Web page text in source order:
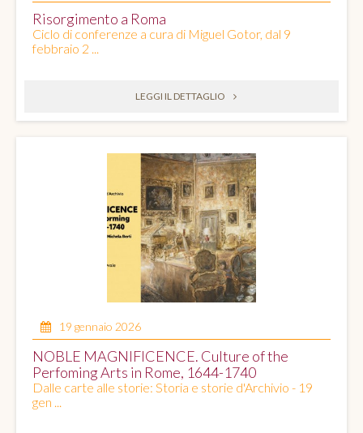
Risorgimento a Roma
Ciclo di conferenze a cura di Miguel Gotor, dal 9
febbraio 2 ...
LEGGI IL DETTAGLIO
19 gennaio 2026
NOBLE MAGNIFICENCE. Culture of the
Perfoming Arts in Rome, 1644-1740
Dalle carte alle storie: Storia e storie d'Archivio - 19
gen ...